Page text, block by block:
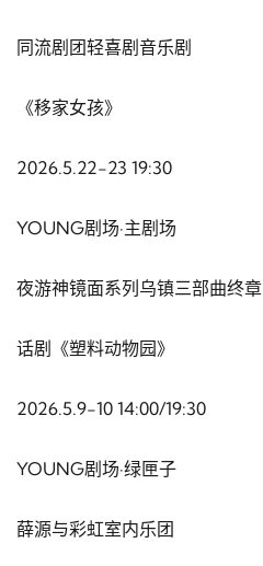
同流剧团轻喜剧音乐剧
《移家女孩》
2026.5.22-23 19:30
YOUNG剧场·主剧场
夜游神镜面系列乌镇三部曲终章
话剧《塑料动物园》
2026.5.9-10 14:00/19:30
YOUNG剧场·绿匣子
薛源与彩虹室内乐团